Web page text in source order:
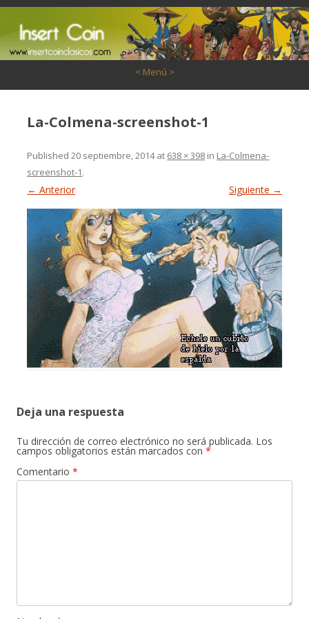
< Menú >
La-Colmena-screenshot-1
Published20 septiembre, 2014at 638 × 398 in La-Colmena-
screenshot-1.
← Anterior Siguiente →
Deja una respuesta
Tu dirección de correo electrónico no será publicada. Los
campos obligatorios están marcados con *
Comentario *